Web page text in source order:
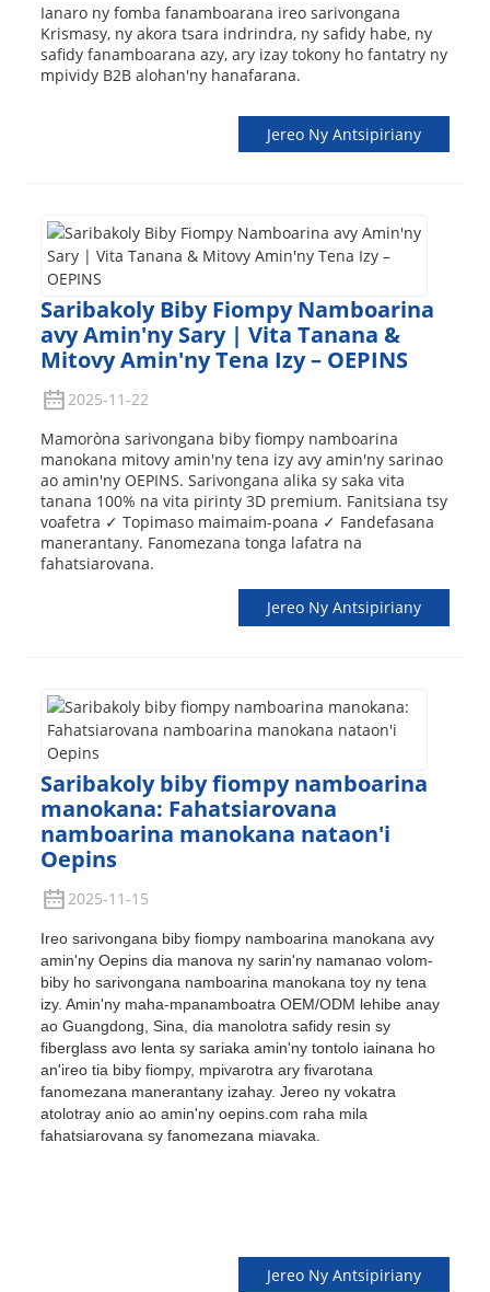
Ianaro ny fomba fanamboarana ireo sarivongana
Krismasy, ny akora tsara indrindra, ny safidy habe, ny
safidy fanamboarana azy, ary izay tokony ho fantatry ny
mpividy B2B alohan'ny hanafarana.
Jereo Ny Antsipiriany
Saribakoly Biby Fiompy Namboarina
avy Amin'ny Sary | Vita Tanana &
Mitovy Amin'ny Tena Izy – OEPINS
2025-11-22
Mamoròna sarivongana biby fiompy namboarina
manokana mitovy amin'ny tena izy avy amin'ny sarinao
ao amin'ny OEPINS. Sarivongana alika sy saka vita
tanana 100% na vita pirinty 3D premium. Fanitsiana tsy
voafetra ✓ Topimaso maimaim-poana ✓ Fandefasana
manerantany. Fanomezana tonga lafatra na
fahatsiarovana.
Jereo Ny Antsipiriany
Saribakoly biby fiompy namboarina
manokana: Fahatsiarovana
namboarina manokana nataon'i
Oepins
2025-11-15
Ireo sarivongana biby fiompy namboarina manokana avy
amin'ny Oepins dia manova ny sarin'ny namanao volom-
biby ho sarivongana namboarina manokana toy ny tena
izy. Amin'ny maha-mpanamboatra OEM/ODM lehibe anay
ao Guangdong, Sina, dia manolotra safidy resin sy
fiberglass avo lenta sy sariaka amin'ny tontolo iainana ho
an'ireo tia biby fiompy, mpivarotra ary fivarotana
fanomezana manerantany izahay. Jereo ny vokatra
atolotray anio ao amin'ny oepins.com raha mila
fahatsiarovana sy fanomezana miavaka.
Jereo Ny Antsipiriany